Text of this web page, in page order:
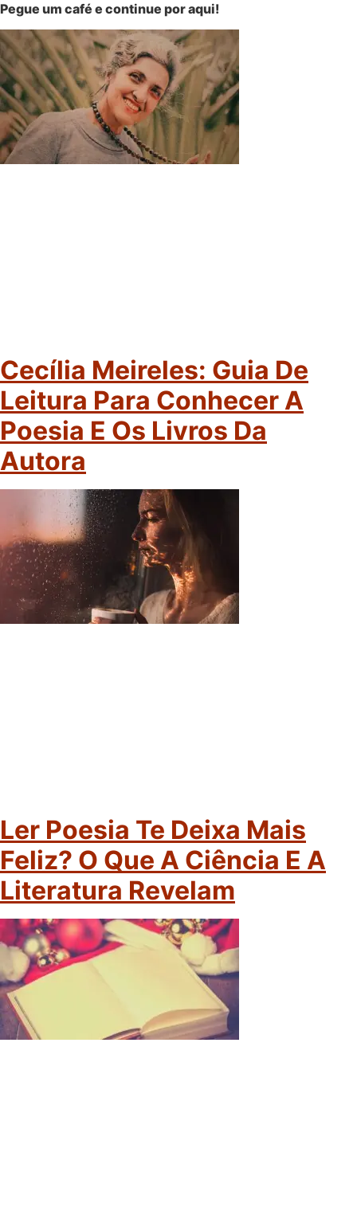
Pegue um café e continue por aqui!
Cecília Meireles: Guia De
Leitura Para Conhecer A
Poesia E Os Livros Da
Autora
Ler Poesia Te Deixa Mais
Feliz? O Que A Ciência E A
Literatura Revelam